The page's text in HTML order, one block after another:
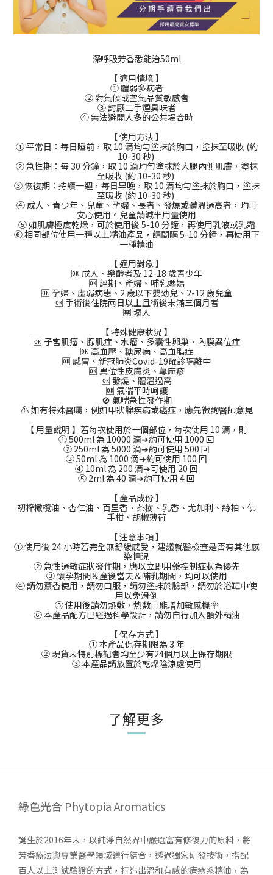
深呼吸芳香悉能治50ml
【 適用情境 】
① 體弱多病者
② 對氣候或空氣品質敏感者
③ 討厭二手煙臭味者
④ 無法避開人多的公共場合時
【 使用方法 】
① 平常日：每日睡前，取 10 滴均勻塗抹於胸口，塗抹至吸收 (約
10-30 秒)
② 急性期：每 30 分鐘，取 10 滴均勻塗抹於大腿內側肌膚，塗抹
至吸收 (約 10-30 秒)
③ 恢復期：持續一週，每日早晚，取 10 滴均勻塗抹於胸口，塗抹
至吸收 (約 10-30 秒)
④ 成人、青少年、兒童、孕婦、長者、發燒或體溫過高者，均可
安心使用。兒童請減半用量使用
⑤ 如肌膚極度乾燥，可於使用後 5-10 分鐘，再使用乳液或乳霜
⑥ 相同部位使用一種以上精油產品，請間隔 5-10 分鐘，再使用下
一種精油
【 適用對象 】
🆗 成人、樂齡者及 12-18 歲青少年
🆗 經期、產婦、哺乳媽媽
🆗 孕婦、虛弱病患、2 歲以下嬰幼兒、2-12 歲兒童
🆗 手術後住院兩日以上且術後未滿三個月者
🈲 壞人
【 特殊健康狀況 】
🆗 子宮肌瘤、腺肌症、水瘤、多囊性卵巢、內膜異位症
🆗 高血壓、糖尿病、高血脂症
🆗 感冒、新冠肺炎Covid-19確診隔離中
🆗 異位性皮膚炎、蕁麻疹
🆗 發燒、體溫過高
🆗 氣喘平時呵護
🚫 氣喘急性發作期
⚠️ 如有特殊醫囑，例如甲狀腺疾病或癌症，應先徵詢醫師意見
【 用量說明 】若每次使用於一個部位，每次使用 10 滴，則
① 500ml 為 10000 滴➔約可使用 1000 回
② 250ml 為 5000 滴➔約可使用 500 回
③ 50ml 為 1000 滴➔約可使用 100 回
④ 10ml 為 200 滴➔可使用 20 回
⑤ 2ml 為 40 滴➔約可使用 4 回
【 產品成份 】
初榨橄欖油、杏仁油、百里香、茶樹、乳香、尤加利、絲柏、佛
手柑、胡椒薄荷
【 注意事項 】
① 使用後 24 小時若完全無舒緩感受，建議就醫檢查是否有其他感
染情況
② 急性過敏症狀發作期，應以立即用藥控制症狀為優先
③ 懷孕期間＆產後當天＆哺乳期間，均可以使用
④ 請勿薰香使用，請勿口服，請勿塗抹於臉部，請勿於浴缸中使
用以免滑倒
⑤ 使用後請勿熱敷，熱敷可能增加敏感機率
⑥ 本產品配方已經過科學設計，請勿自行加入額外精油
【 保存方式 】
① 本產品保存期限為 3 年
② 現貨未特別標記者均至少有24個月以上保存期限
③ 本產品請放置於乾燥陰涼處使用
了解更多
綠色光合 Phytopia Aromatics
誕生於2016年末，以純淨自然界中嚴選富有修復力的原料，將
芳香療法與專業醫學領域進行結合，透過獨家研發技術，搭配
百人以上測試驗證的方式，打造出溫和有感的療癒系精油，為